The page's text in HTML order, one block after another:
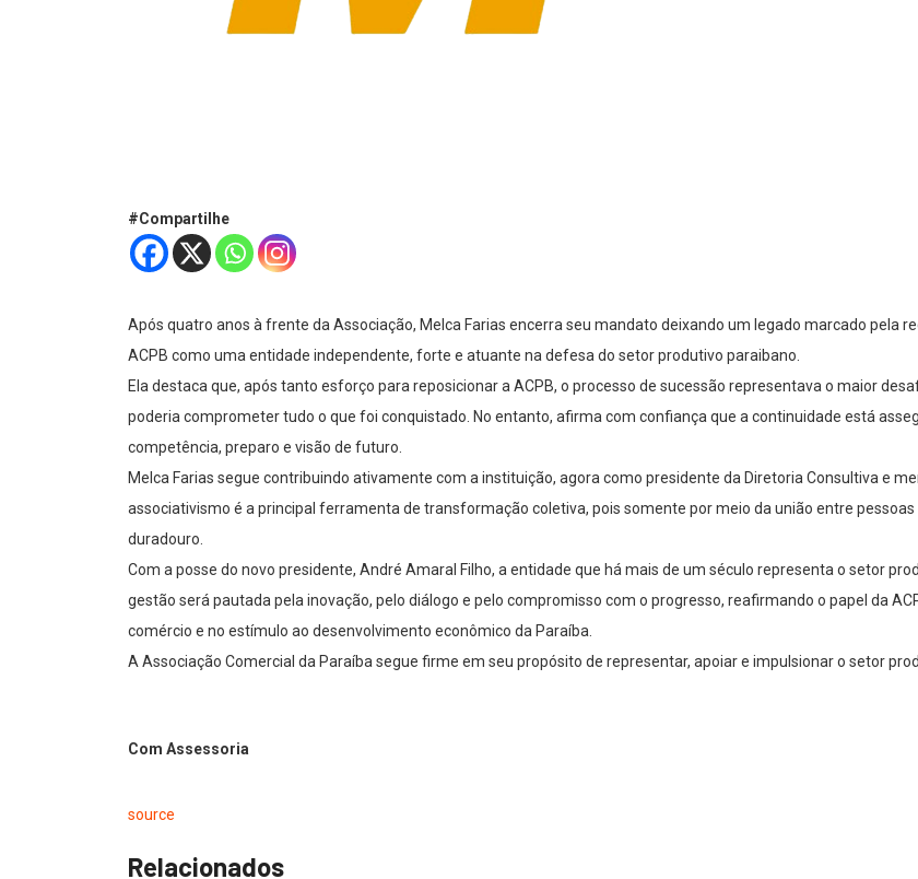
#Compartilhe
Após quatro anos à frente da Associação, Melca Farias encerra seu mandato deixando um legado marcado pela
ACPB como uma entidade independente, forte e atuante na defesa do setor produtivo paraibano.
Ela destaca que, após tanto esforço para reposicionar a ACPB, o processo de sucessão representava o maior
poderia comprometer tudo o que foi conquistado. No entanto, afirma com confiança que a continuidade está
competência, preparo e visão de futuro.
Melca Farias segue contribuindo ativamente com a instituição, agora como presidente da Diretoria Consultiva e
associativismo é a principal ferramenta de transformação coletiva, pois somente por meio da união entre
duradouro.
Com a posse do novo presidente, André Amaral Filho, a entidade que há mais de um século representa o setor
gestão será pautada pela inovação, pelo diálogo e pelo compromisso com o progresso, reafirmando o papel da
comércio e no estímulo ao desenvolvimento econômico da Paraíba.
A Associação Comercial da Paraíba segue firme em seu propósito de representar, apoiar e impulsionar o setor
Com Assessoria
source
Relacionados